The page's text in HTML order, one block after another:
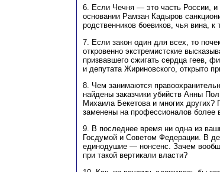
6. Если Чечня — это часть России, и
основании Рамзан Кадыров
родственников боевиков, чья вина,
7. Если закон один для всех, то
откровенно экстремистские
призвавшего сжигать сердца геев,
и депутата Жириновского, открыто
8. Чем занимаются
найдены заказчики убийств Анны
Михаила Бекетова и многих
заменены на профессионалов более
9. В последнее время ни одна из
Госдумой и Советом Федерации. В
единодушие — нонсенс. Зачем
при такой вертикали власти?